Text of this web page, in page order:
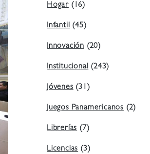
Hogar (16)
Infantil(45)
Innovación (20)
Institucional(243)
Jóvenes(31)
Juegos Panamericanos (2)
Librerías(7)
Licencias(3)